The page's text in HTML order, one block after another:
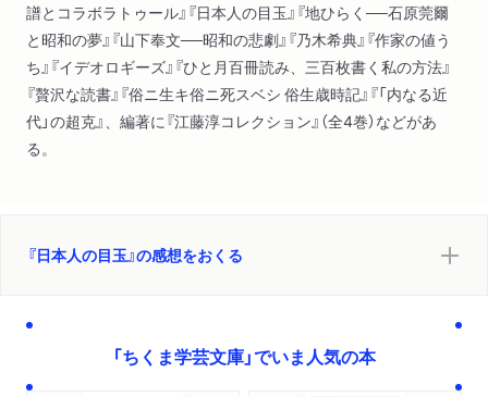
譜とコラボラトゥール』『日本人の目玉』『地ひらく──石原莞爾
と昭和の夢』『山下奉文──昭和の悲劇』『乃木希典』『作家の値う
ち』『イデオロギーズ』『ひと月百冊読み、三百枚書く私の方法』
『贅沢な読書』『俗ニ生キ俗ニ死スベシ 俗生歳時記』『「内なる近
代」の超克』、編著に『江藤淳コレクション』（全4巻）などがあ
る。
『日本人の目玉』の感想をおくる
「ちくま学芸文庫」でいま人気の本